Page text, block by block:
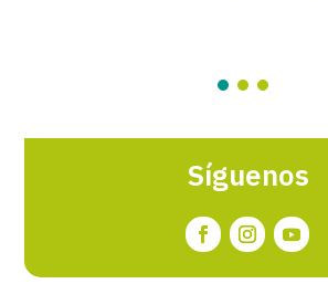
Síguenos